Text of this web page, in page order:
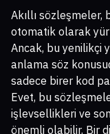
Akıllı sözleşmeler,
otomatik olarak
Ancak, bu yenilikçi
anlama söz
sadece birer kod
Evet, bu
işlevsellikleri ve
önemli olabilir. Bir